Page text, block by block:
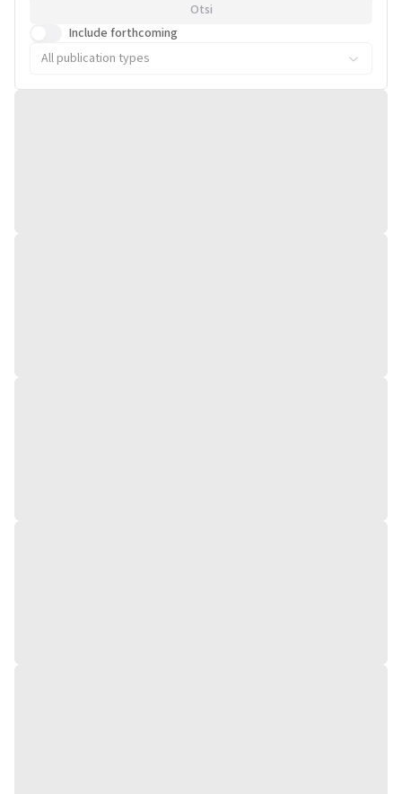
Otsi
Include forthcoming
All publication types